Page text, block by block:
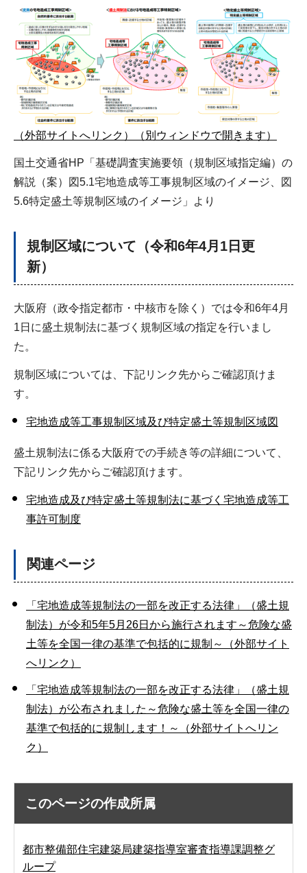
（外部サイトへリンク）（別ウィンドウで開きます）
国土交通省HP「基礎調査実施要領（規制区域指定編）の
解説（案）図5.1宅地造成等工事規制区域のイメージ、図
5.6特定盛土等規制区域のイメージ」より
規制 区域について（令和6年4月1日更
新）
大阪府（政令指定都市・中核市を除く）では令和6年4月
1日に盛土規制法に基づく規制区域の指定を行いまし
た。
規制区域については、下記リンク先からご確認頂けま
す。
宅地造成等工事規制区域及び特定盛土等規制区域図
盛土規制法に係る大阪府での手続き等の詳細について、
下記リンク先からご確認頂けます。
宅地造成及び特定盛土等規制法に基づく宅地造成等工
事許可制度
関連ページ
「宅地造成等規制法の一部を改正する法律」（盛土規
制法）が令和5年5月26日から施行されます～危険な盛
土等を全国一律の基準で包括的に規制～（外部サイト
へリンク）
「宅地造成等規制法の一部を改正する法律」（盛土規
制法）が公布されました～危険な盛土等を全国一律の
基準で包括的に規制します！～（外部サイトへリン
ク）
このページの作成所属
都市整備部住宅建築局建築指導室審査指導課調整グ
ループ